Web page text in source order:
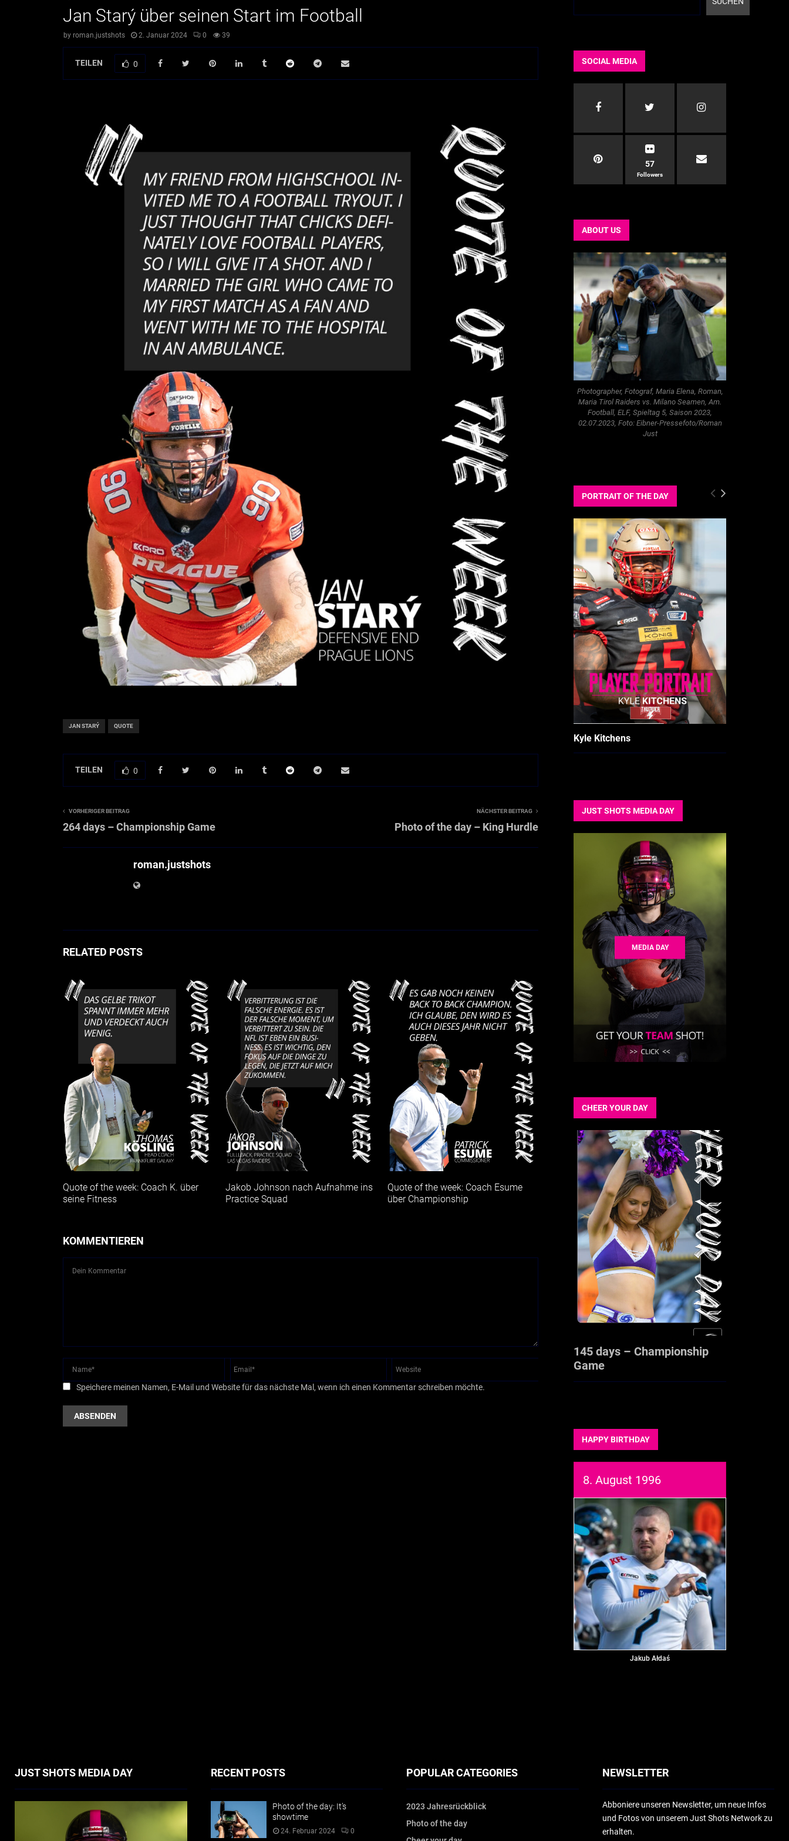
Jan Starý über seinen Start im Football
by roman.justshots 2. Januar 2024 0 39
TEILEN 0
JAN STARÝ QUOTE
TEILEN 0
VORHERIGER BEITRAG
264 days – Championship Game
NÄCHSTER BEITRAG
Photo of the day – King Hurdle
roman.justshots
RELATED POSTS
Quote of the week: Coach K. über
seine Fitness
Jakob Johnson nach Aufnahme ins
Practice Squad
Quote of the week: Coach Esume
über Championship
KOMMENTIEREN
Speichere meinen Namen, E-Mail und Website für das nächste Mal, wenn ich einen Kommentar schreiben möchte.
SOCIAL MEDIA
57
Followers
ABOUT US
Photographer, Fotograf, Maria Elena, Roman,
Maria Tirol Raiders vs. Milano Seamen, Am.
Football, ELF, Spieltag 5, Saison 2023,
02.07.2023, Foto: Eibner-Pressefoto/Roman
Just
PORTRAIT OF THE DAY
Kyle Kitchens
JUST SHOTS MEDIA DAY
MEDIA DAY
CHEER YOUR DAY
145 days – Championship
Game
HAPPY BIRTHDAY
8. August 1996
Jakub Ałdaś
JUST SHOTS MEDIA DAY RECENT POSTS
Photo of the day: It’s
showtime
24. Februar 2024 0
POPULAR CATEGORIES
2023 Jahresrückblick
Photo of the day
NEWSLETTER
Abboniere unseren Newsletter, um neue Infos
und Fotos von unserem Just Shots Network zu
erhalten.